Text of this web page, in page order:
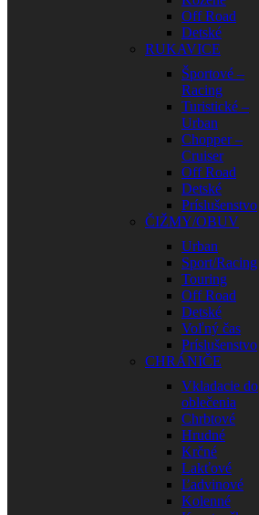
Off Road
Detské
RUKAVICE
Športové –
Racing
Turistické –
Urban
Chopper –
Cruiser
Off Road
Detské
Príslušenstvo
ČIŽMY/OBUV
Urban
Sport/Racing
Touring
Off Road
Detské
Voľný čas
Príslušenstvo
CHRÁNIČE
Vkladacie do
oblečenia
Chrbtové
Hrudné
Krčné
Lakťové
Ľadvinové
Kolenné